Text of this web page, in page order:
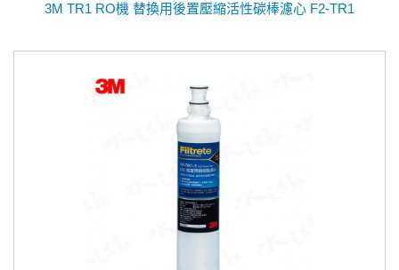
3M TR1 RO機 替換用後置壓縮活性碳棒濾心 F2-TR1